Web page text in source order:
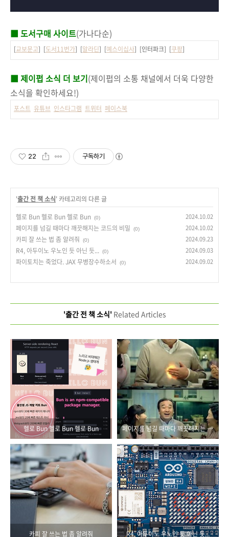
■ 도서구매 사이트(가나다순)
[교보문고] [도서11번가] [알라딘] [예스이십사] [인터파크] [쿠팡]
■ 제이펍 소식 더 보기(제이펍의 소통 채널에서 더욱 다양한
소식을 확인하세요!)
포스트 유튜브 인스타그램 트위터 페이스북
22 구독하기
'출간 전 책 소식' 카테고리의 다른 글
헬로 Bun 헬로 Bun 헬로 Bun (0) 2024.10.02
페이지를 넘길 때마다 깨끗해지는 코드의 비밀 (0) 2024.10.02
카피 잘 쓰는 법 좀 알려줘 (0) 2024.09.23
R4, 아두이노 우노인 듯 아닌 듯... (0) 2024.09.03
파이토치는 죽었다. JAX 무병장수하소서 (0) 2024.09.02
'출간 전 책 소식'Related Articles
헬로 Bun 헬로 Bun 헬로 Bun 페이지를 넘길 때마다 깨끗해지는 코드의 비밀
카피 잘 쓰는 법 좀 알려줘 R4, 아두이노 우노인 듯 아닌 듯...